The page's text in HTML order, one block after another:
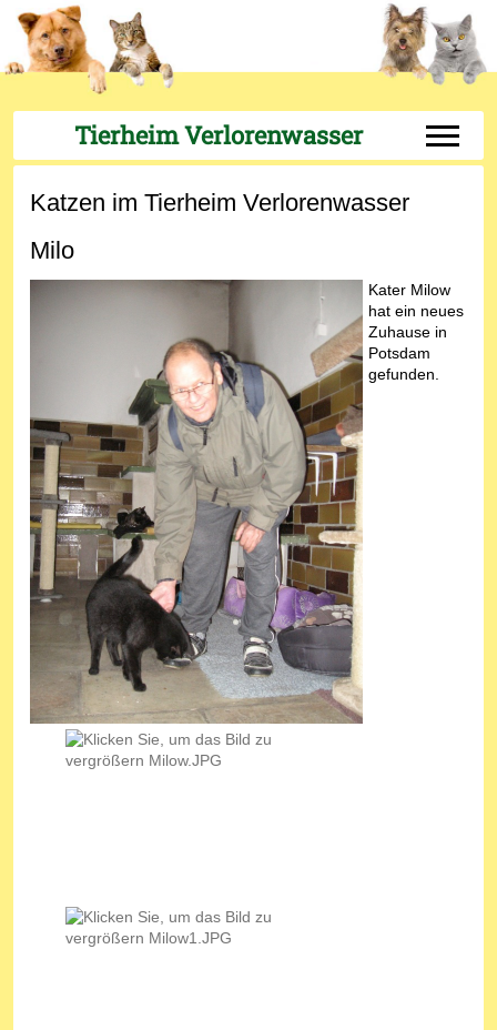
Tierheim Verlorenwasser Off-
Katzen im Tierheim Verlorenwasser
Milo
Kater Milow
hat ein neues
Zuhause in
Potsdam
gefunden.